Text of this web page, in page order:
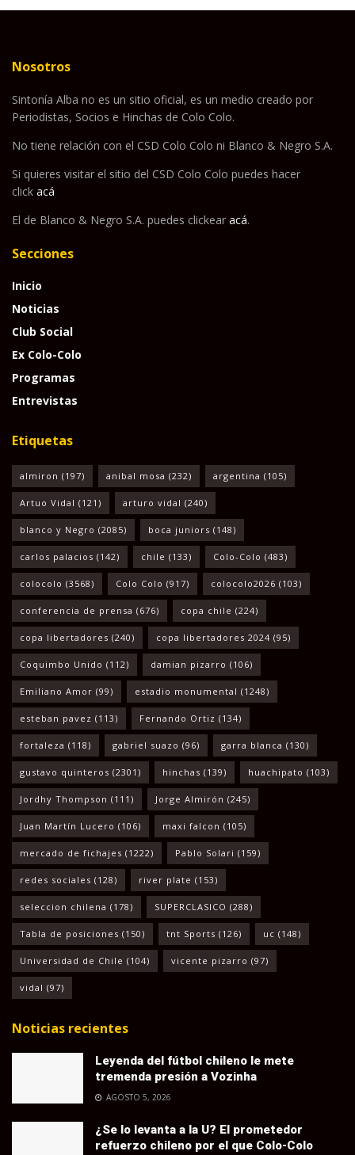
Nosotros
Sintonía Alba no es un sitio oficial, es un medio creado por
Periodistas, Socios e Hinchas de Colo Colo.
No tiene relación con el CSD Colo Colo ni Blanco & Negro S.A.
Si quieres visitar el sitio del CSD Colo Colo puedes hacer
click acá
El de Blanco & Negro S.A. puedes clickear acá.
Secciones
Inicio
Noticias
Club Social
Ex Colo-Colo
Programas
Entrevistas
Etiquetas
almiron (197) anibal mosa (232) argentina (105)
Artuo Vidal (121) arturo vidal (240)
blanco y Negro (2085) boca juniors (148)
carlos palacios (142) chile (133) Colo-Colo (483)
colocolo (3568) Colo Colo (917) colocolo2026 (103)
conferencia de prensa (676) copa chile (224)
copa libertadores (240) copa libertadores 2024 (95)
Coquimbo Unido (112) damian pizarro (106)
Emiliano Amor (99) estadio monumental (1248)
esteban pavez (113) Fernando Ortiz (134)
fortaleza (118) gabriel suazo (96) garra blanca (130)
gustavo quinteros (2301) hinchas (139) huachipato (103)
Jordhy Thompson (111) Jorge Almirón (245)
Juan Martín Lucero (106) maxi falcon (105)
mercado de fichajes (1222) Pablo Solari (159)
redes sociales (128) river plate (153)
seleccion chilena (178) SUPERCLASICO (288)
Tabla de posiciones (150) tnt Sports (126) uc (148)
Universidad de Chile (104) vicente pizarro (97)
vidal (97)
Noticias recientes
Leyenda del fútbol chileno le mete
tremenda presión a Vozinha
AGOSTO 5, 2026
¿Se lo levanta a la U? El prometedor
refuerzo chileno por el que Colo-Colo